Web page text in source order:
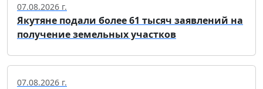
07.08.2026 г.
Якутяне подали более 61 тысяч заявлений на
получение земельных участков
07.08.2026 г.